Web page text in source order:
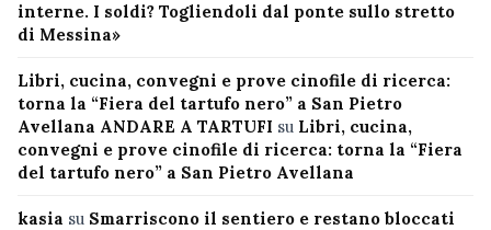
interne. I soldi? Togliendoli dal ponte sullo stretto
di Messina»
Libri, cucina, convegni e prove cinofile di ricerca:
torna la “Fiera del tartufo nero” a San Pietro
Avellana ANDARE A TARTUFI su Libri, cucina,
convegni e prove cinofile di ricerca: torna la “Fiera
del tartufo nero” a San Pietro Avellana
kasia su Smarriscono il sentiero e restano bloccati